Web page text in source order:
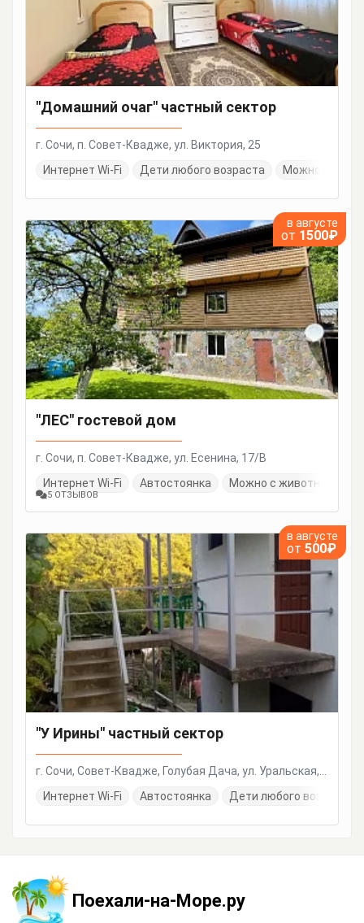
"Домашний очаг" частный сектор
г. Сочи, п. Совет-Квадже, ул. Виктория, 25
Интернет Wi-Fi
Дети любого возраста Можно с
в августе
от 1500₽
"ЛЕС" гостевой дом
г. Сочи, п. Совет-Квадже, ул. Есенина, 17/В
Интернет Wi-Fi
Автостоянка Можно с животными
5 ОТЗЫВОВ
в августе
от 500₽
"У Ирины" частный сектор
Интернет Wi-Fi
Автостоянка Дети любого возраста
Поехали-на-Море.ру